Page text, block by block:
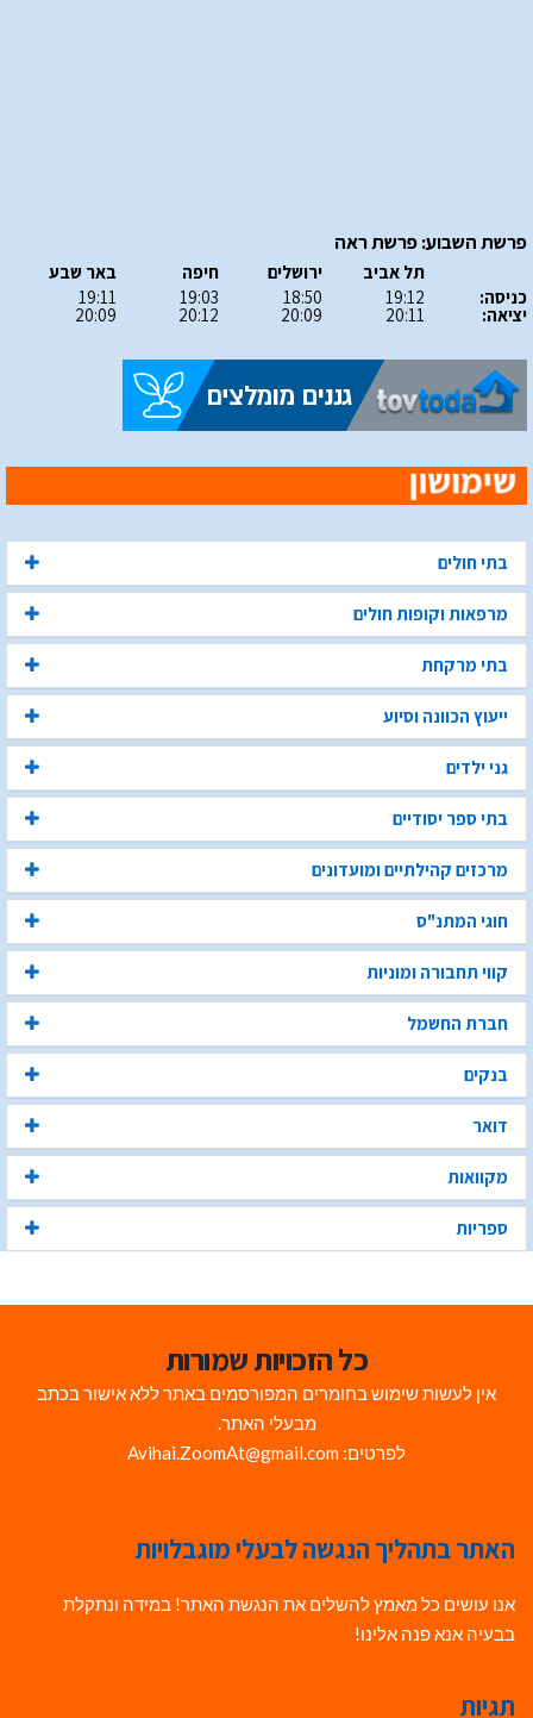
פרשת השבוע: פרשת ראה
כניסה:
יציאה:
תל אביב
19:12
20:11
ירושלים
18:50
20:09
חיפה
19:03
20:12
באר שבע
19:11
20:09
בתי חולים
מרפאות וקופות חולים
בתי מרקחת
ייעוץ הכוונה וסיוע
גני ילדים
בתי ספר יסודיים
מרכזים קהילתיים ומועדונים
חוגי המתנ"ס
קווי תחבורה ומוניות
חברת החשמל
בנקים
דואר
מקוואות
ספריות
כל הזכויות שמורות
אין לעשות שימוש בחומרים המפורסמים באתר ללא אישור בכתב
מבעלי האתר.
לפרטים: Avihai.ZoomAt@gmail.com
האתר בתהליך הנגשה לבעלי מוגבלויות
אנו עושים כל מאמץ להשלים את הנגשת האתר! במידה ונתקלת
בבעיה אנא פנה אלינו!
תגיות